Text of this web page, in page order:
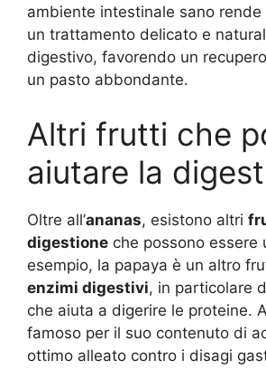
ambiente intestinale sano
un trattamento delicato e
digestivo, favorendo un
un pasto abbondante.
Altri frutti che
aiutare la
Oltre all’ananas, esistono altri
digestione che possono essere
esempio, la papaya è un altro
enzimi digestivi, in particolare
che aiuta a digerire le proteine.
famoso per il suo contenuto di
ottimo alleato contro i disagi